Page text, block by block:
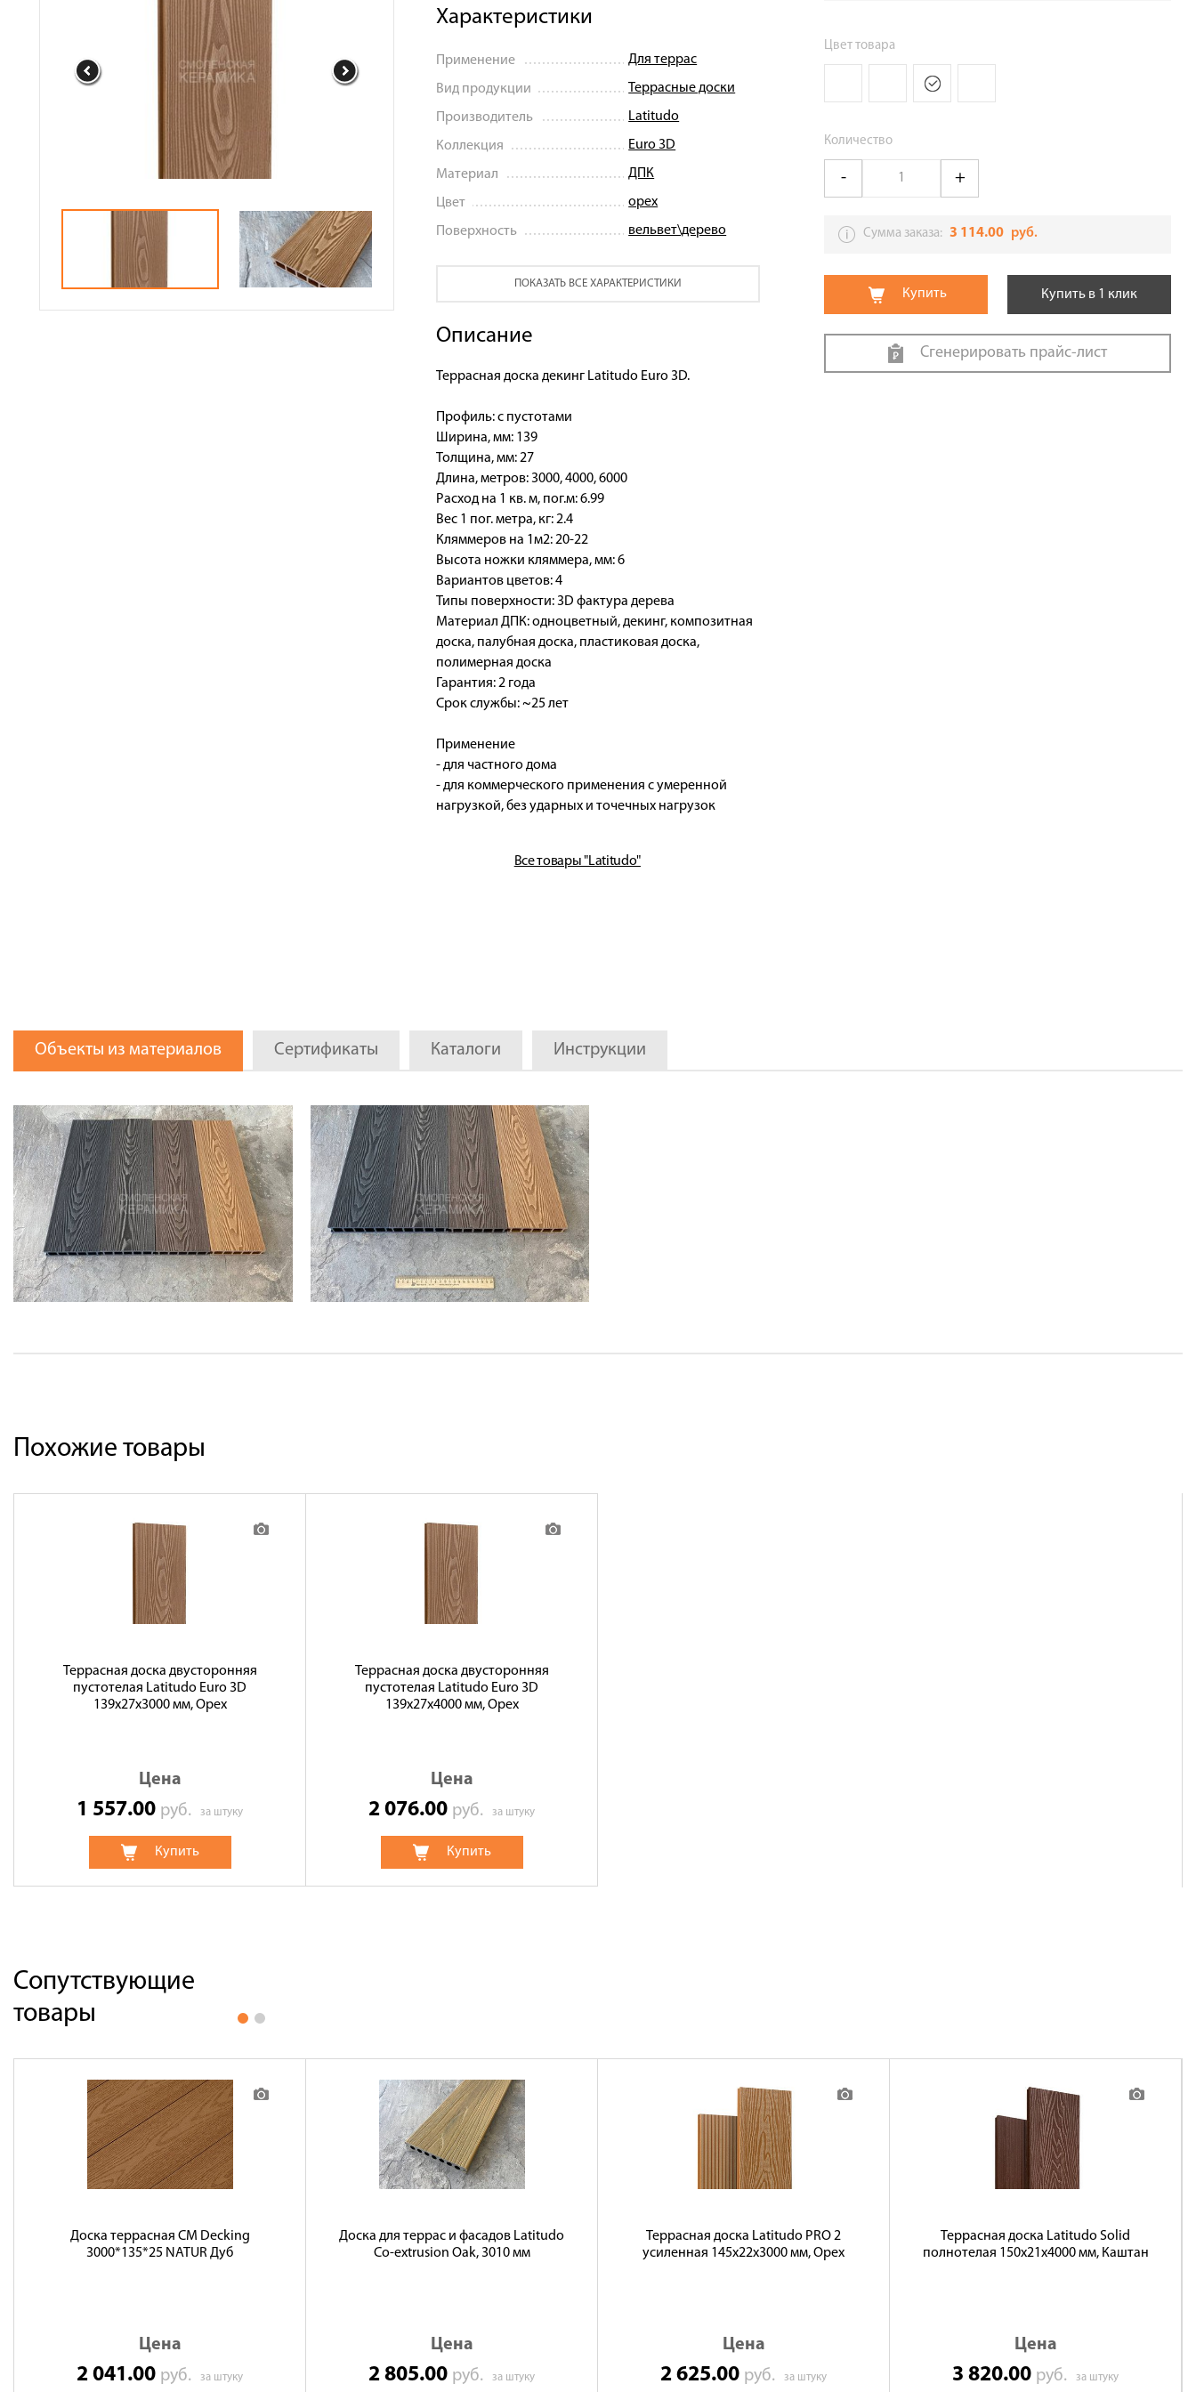
Галерея объектов
Характеристики
Применение Для террас
Вид продукции Террасные доски
Производитель Latitudo
Коллекция Euro 3D
Материал ДПК
Цвет орех
Поверхность вельвет\дерево
ПОКАЗАТЬ ВСЕ ХАРАКТЕРИСТИКИ
Описание
Террасная доска декинг Latitudo Euro 3D.
Профиль: с пустотами
Ширина, мм: 139
Толщина, мм: 27
Длина, метров: 3000, 4000, 6000
Расход на 1 кв. м, пог.м: 6.99
Вес 1 пог. метра, кг: 2.4
Кляммеров на 1м2: 20-22
Высота ножки кляммера, мм: 6
Вариантов цветов: 4
Типы поверхности: 3D фактура дерева
Материал ДПК: одноцветный, декинг, композитная
доска, палубная доска, пластиковая доска,
полимерная доска
Гарантия: 2 года
Срок службы: ~25 лет
Применение
- для частного дома
- для коммерческого применения с умеренной
нагрузкой, без ударных и точечных нагрузок
Все товары "Latitudo"
Цвет товара
Количество
Сумма заказа: 3 114.00руб.
Купить Купить в 1 клик
Сгенерировать прайс-лист
Объекты из материалов Сертификаты Каталоги Инструкции
Похожие товары
Террасная доска двусторонняя
пустотелая Latitudo Euro 3D
139х27х3000 мм, Орех
Цена
1 557.00 руб. за штуку
Купить
Террасная доска двусторонняя
пустотелая Latitudo Euro 3D
139х27х4000 мм, Орех
Цена
2 076.00 руб. за штуку
Купить
Сопутствующие
товары
Доска террасная CM Decking
3000*135*25 NATUR Дуб
Цена
2 041.00 руб. за штуку
Доска для террас и фасадов Latitudo
Co-extrusion Oak, 3010 мм
Цена
2 805.00 руб. за штуку
Террасная доска Latitudo PRO 2
усиленная 145х22х3000 мм, Орех
Цена
2 625.00 руб. за штуку
Террасная доска Latitudo Solid
полнотелая 150x21x4000 мм, Каштан
Цена
3 820.00 руб. за штуку